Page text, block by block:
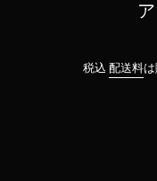
税込 配送料は